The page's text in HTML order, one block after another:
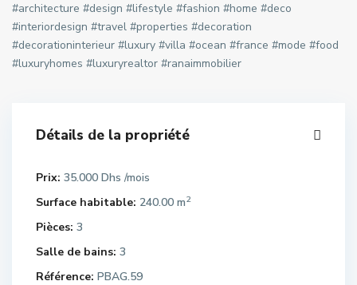
#architecture #design #lifestyle #fashion #home #deco
#interiordesign #travel #properties #decoration
#decorationinterieur #luxury #villa #ocean #france #mode #food
#luxuryhomes #luxuryrealtor #ranaimmobilier
Détails de la propriété
Prix: 35.000 Dhs /mois
Surface habitable: 240.00 m2
Pièces: 3
Salle de bains: 3
Référence: PBAG.59